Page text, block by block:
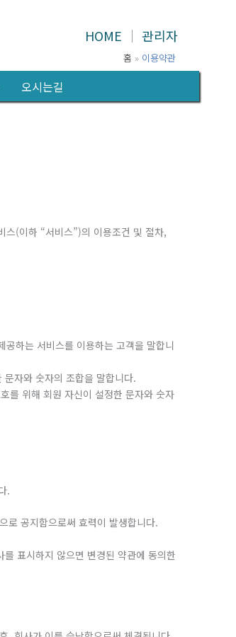
HOME │ 관리자
오시는길
홈 이용약관
스(이하 “서비스”)의 이용조건 및 절차,
하는 서비스를 이용하는 고객을 말합니
자와 숫자의 조합을 말합니다.
를 위해 회원 자신이 설정한 문자와 숫자
.
로 공지함으로써 효력이 발생합니다.
표시하지 않으면 변경된 약관에 동의한